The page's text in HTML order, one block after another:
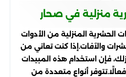
منزلية في صحار
الحشرية المنزلية من الأدوات
والآفات.إذا كنت تعاني من
فإن استخدام هذه المبيدات
أنواع متعددة من